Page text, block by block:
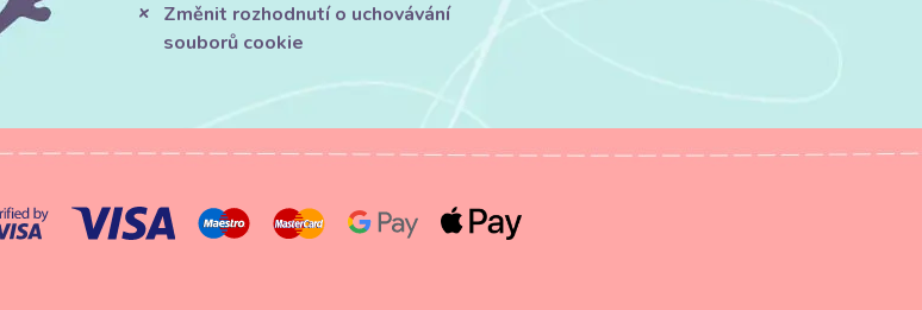
Změnit rozhodnutí o uchovávání
souborů cookie